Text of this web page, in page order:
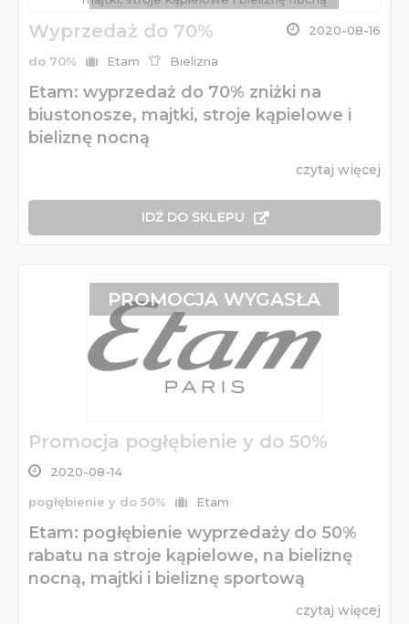
Wyprzedaż do 70% 2020-08-16
do 70% Etam Bielizna
Etam: wyprzedaż do 70% zniżki na
biustonosze, majtki, stroje kąpielowe i
bieliznę nocną
czytaj więcej
IDŹ DO SKLEPU
Promocja pogłębienie y do 50%
2020-08-14
pogłębienie y do 50% Etam
Etam: pogłębienie wyprzedaży do 50%
rabatu na stroje kąpielowe, na bieliznę
nocną, majtki i bieliznę sportową
czytaj więcej
PROMOCJA WYGASŁA